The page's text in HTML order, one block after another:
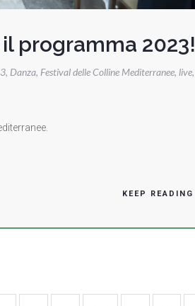
programma 2023!
, Danza, Festival delle Colline Mediterranee, live,
KEEP READING